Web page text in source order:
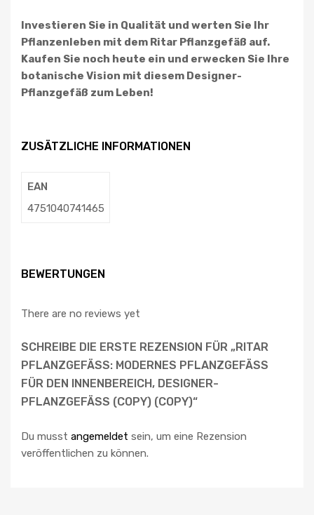
Investieren Sie in Qualität und werten Sie Ihr
Pflanzenleben mit dem Ritar Pflanzgefäß auf.
Kaufen Sie noch heute ein und erwecken Sie Ihre
botanische Vision mit diesem Designer-
Pflanzgefäß zum Leben!
ZUSÄTZLICHE INFORMATIONEN
EAN
4751040741465
BEWERTUNGEN
There are no reviews yet
SCHREIBE DIE ERSTE REZENSION FÜR „RITAR
PFLANZGEFÄSS: MODERNES PFLANZGEFÄSS FÜ
R DEN INNENBEREICH, DESIGNER-PF
LANZGEFÄSS (COPY) (COPY)“
Du musst angemeldet sein, um eine Rezension
veröffentlichen zu können.